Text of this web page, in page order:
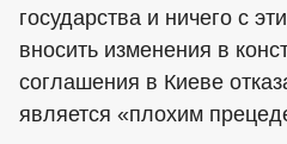
государства и ничего с
вносить изменения в
соглашения в Киеве
является «плохим